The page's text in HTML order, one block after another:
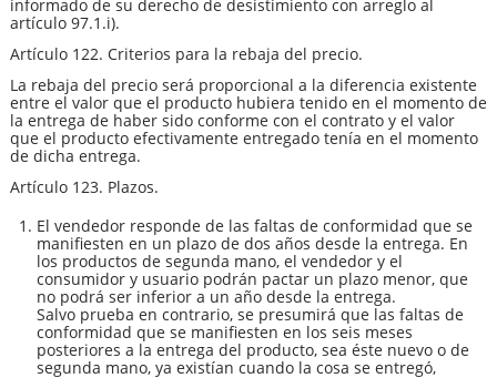
informado de su derecho de desistimiento con arreglo al
artículo 97.1.i).
Artículo 122. Criterios para la rebaja del precio.
La rebaja del precio será proporcional a la diferencia existente
entre el valor que el producto hubiera tenido en el momento de
la entrega de haber sido conforme con el contrato y el valor
que el producto efectivamente entregado tenía en el momento
de dicha entrega.
Artículo 123. Plazos.
El vendedor responde de las faltas de conformidad que se
manifiesten en un plazo de dos años desde la entrega. En
los productos de segunda mano, el vendedor y el
consumidor y usuario podrán pactar un plazo menor, que
no podrá ser inferior a un año desde la entrega.
Salvo prueba en contrario, se presumirá que las faltas de
conformidad que se manifiesten en los seis meses
posteriores a la entrega del producto, sea éste nuevo o de
segunda mano, ya existían cuando la cosa se entregó,